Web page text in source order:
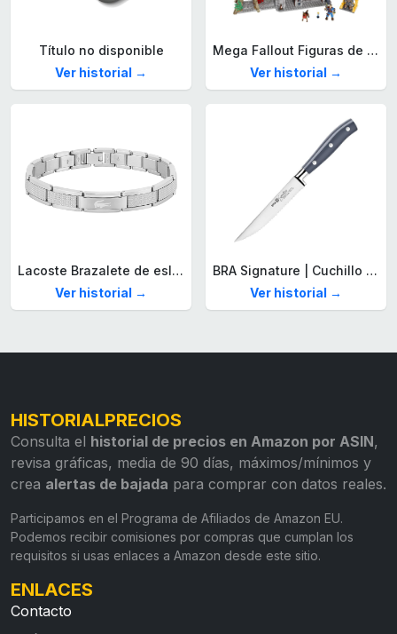
Título no disponible
Ver historial →
Mega Fallout Figuras de acción y Juguetes de construcción, Parada de Camiones Red Rocket con 824 Piezas, 2 Personajes articulados y Accesorios, para coleccionistas, HXT00
Ver historial →
Lacoste Brazalete de eslabón para Hombre Colección STENCIL de Acero inoxidable
Ver historial →
BRA Signature | Cuchillo tomatero 120 mm, Acero Inoxidable alemán forjado con Molibdeno Vanadio, Mango Remachado ABS, Diseño Ergonómico, Hoja 1,6 mm espesor
Ver historial →
HISTORIALPRECIOS
Consulta el historial de precios en Amazon por ASIN,
revisa gráficas, media de 90 días, máximos/mínimos y
crea alertas de bajada para comprar con datos reales.
Participamos en el Programa de Afiliados de Amazon EU.
Podemos recibir comisiones por compras que cumplan los
requisitos si usas enlaces a Amazon desde este sitio.
ENLACES
Contacto